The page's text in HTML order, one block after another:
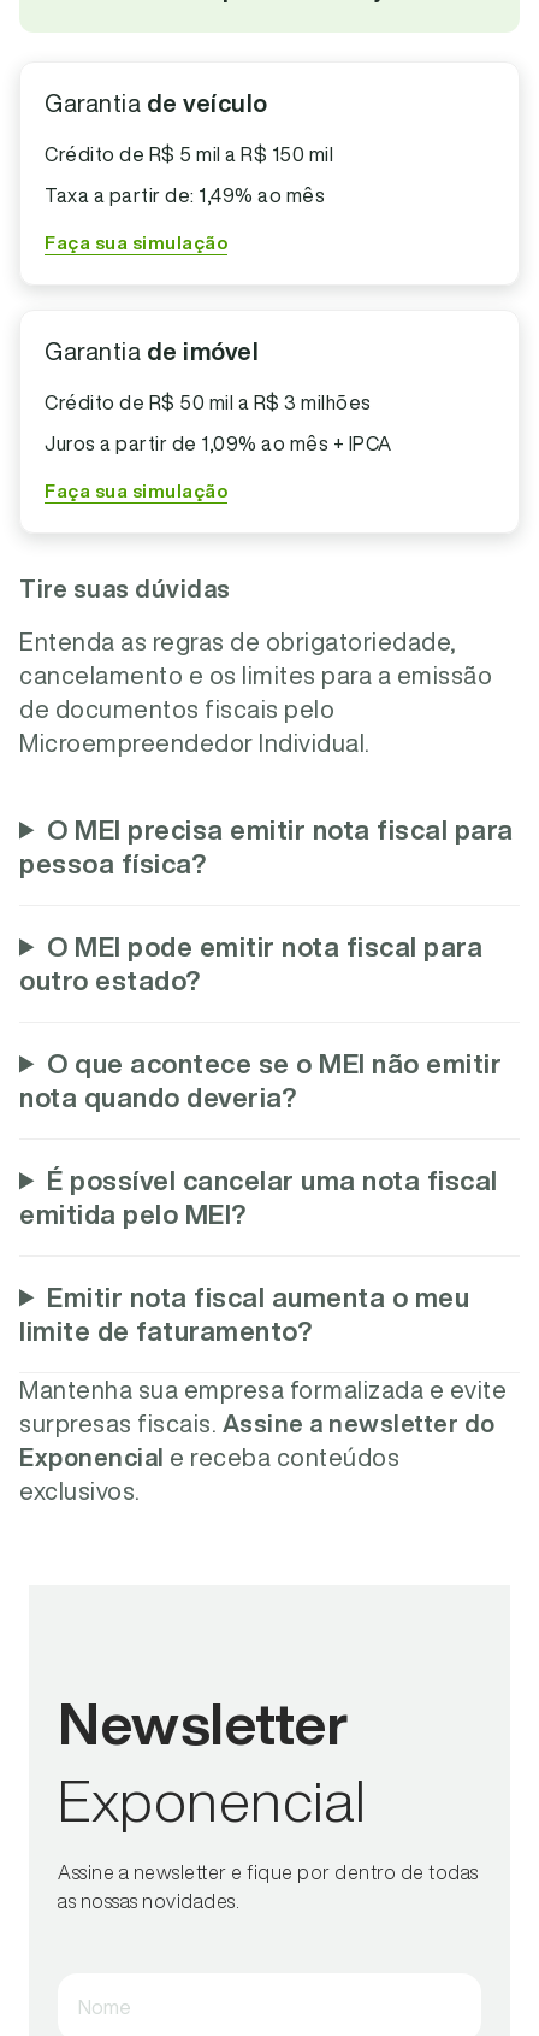
Garantia de veículo
Crédito de R$ 5 mil a R$ 150 mil
Taxa a partir de: 1,49% ao mês
Faça sua simulação
Garantia de imóvel
Crédito de R$ 50 mil a R$ 3 milhões
Juros a partir de 1,09% ao mês + IPCA
Faça sua simulação
Tire suas dúvidas
Entenda as regras de obrigatoriedade,
cancelamento e os limites para a emissão
de documentos fiscais pelo
Microempreendedor Individual.
O MEI precisa emitir nota fiscal para
pessoa física?
O MEI pode emitir nota fiscal para
outro estado?
O que acontece se o MEI não emitir
nota quando deveria?
É possível cancelar uma nota fiscal
emitida pelo MEI?
Emitir nota fiscal aumenta o meu
limite de faturamento?
Mantenha sua empresa formalizada e evite
surpresas fiscais. Assine a newsletter do
Exponencial e receba conteúdos
exclusivos.
Newsletter
Exponencial
Assine a newsletter e fique por dentro de todas
as nossas novidades.
Nome